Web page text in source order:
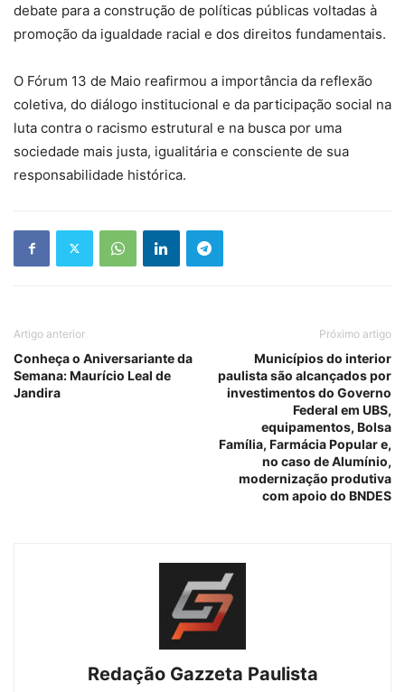
debate para a construção de políticas públicas voltadas à
promoção da igualdade racial e dos direitos fundamentais.
O Fórum 13 de Maio reafirmou a importância da reflexão
coletiva, do diálogo institucional e da participação social na
luta contra o racismo estrutural e na busca por uma
sociedade mais justa, igualitária e consciente de sua
responsabilidade histórica.
Artigo anterior
Conheça o Aniversariante da
Semana: Maurício Leal de
Jandira
Próximo artigo
Municípios do interior
paulista são alcançados por
investimentos do Governo
Federal em UBS,
equipamentos, Bolsa
Família, Farmácia Popular e,
no caso de Alumínio,
modernização produtiva
com apoio do BNDES
Redação Gazzeta Paulista